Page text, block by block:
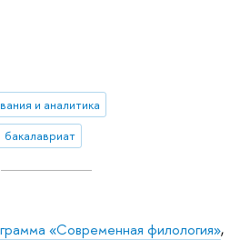
и аналитика
бакалавриат
«Современная филология»,